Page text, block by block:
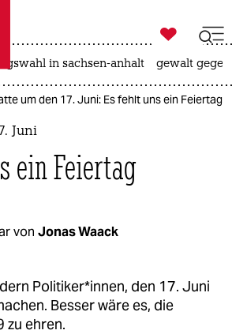
taz zahl ich
zahl ich

taz zahl ich
in sachsen-anhalt gewalt
um den 17. Juni: Es fehlt uns ein Feiertag
Juni
ein Feiertag
von Jonas Waack
Politiker*innen, den 17. Juni
Besser wäre es, die
zu ehren.